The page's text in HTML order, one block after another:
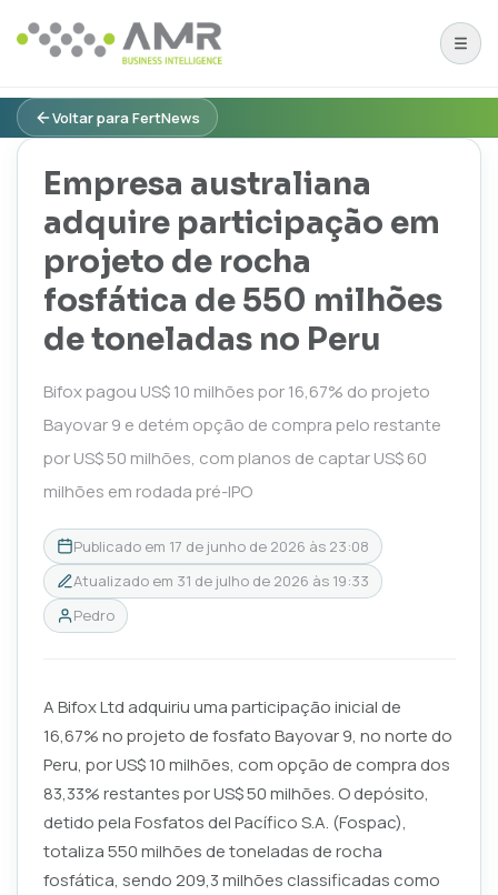
Voltar para FertNews
Empresa australiana
adquire participação em
projeto de rocha
fosfática de 550 milhões
de toneladas no Peru
Bifox pagou US$ 10 milhões por 16,67% do projeto
Bayovar 9 e detém opção de compra pelo restante
por US$ 50 milhões, com planos de captar US$ 60
milhões em rodada pré-IPO
Publicado em 17 de junho de 2026 às 23:08
Atualizado em 31 de julho de 2026 às 19:33
Pedro
A Bifox Ltd adquiriu uma participação inicial de
16,67% no projeto de fosfato Bayovar 9, no norte do
Peru, por US$ 10 milhões, com opção de compra dos
83,33% restantes por US$ 50 milhões. O depósito,
detido pela Fosfatos del Pacífico S.A. (Fospac),
totaliza 550 milhões de toneladas de rocha
fosfática, sendo 209,3 milhões classificadas como